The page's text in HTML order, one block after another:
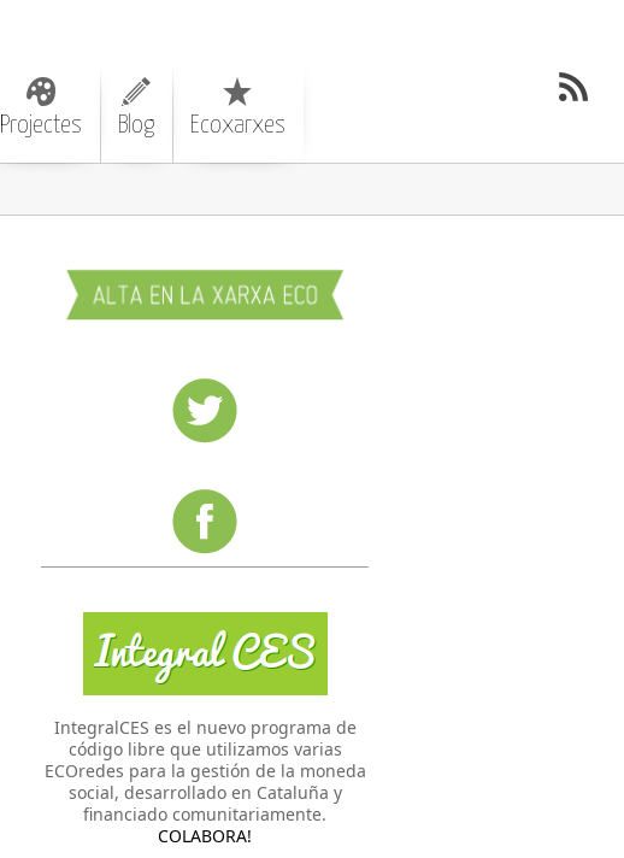
Projectes Blog Ecoxarxes
IntegralCES es el nuevo programa de
código libre que utilizamos varias
ECOredes para la gestión de la moneda
social, desarrollado en Cataluña y
financiado comunitariamente.
COLABORA!